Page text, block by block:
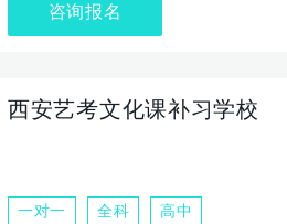
咨询报名
西安艺考文化课补习学校
一对一 全科 高中